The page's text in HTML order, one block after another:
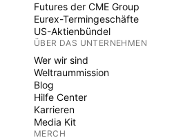
Futures der CME Group
Eurex-Termingeschäfte
US-Aktienbündel
ÜBER DAS UNTERNEHMEN
Wer wir sind
Weltraummission
Blog
Hilfe Center
Karrieren
Media Kit
MERCH